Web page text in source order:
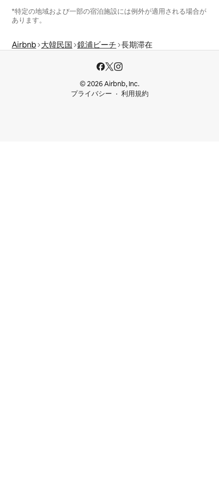
*特定の地域および一部の宿泊施設には例外が適用される場合が
あります。
Airbnb 大韓民国 鏡浦ビーチ 長期滞在
© 2026 Airbnb, Inc.
プライバシー
利用規約